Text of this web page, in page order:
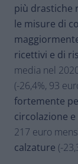
più drastiche
le misure di
ricettivi e di
media nel
(-26,4%, 93
fortemente
circolazione
217 euro
calzature (-